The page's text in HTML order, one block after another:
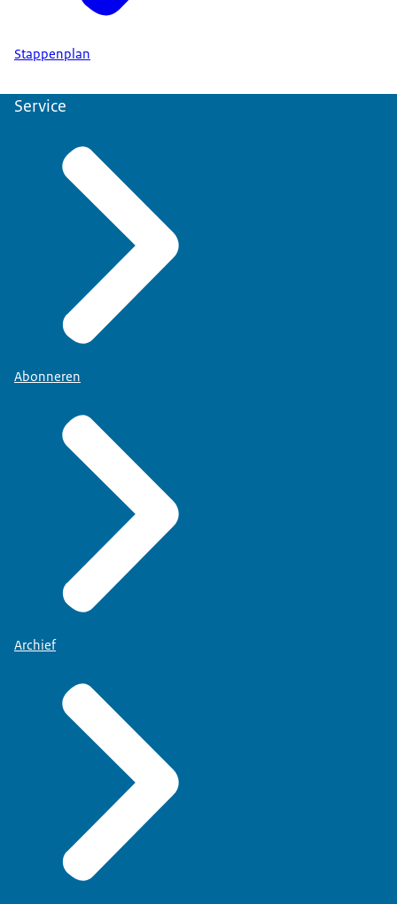
Stappenplan
Service
Abonneren
Archief